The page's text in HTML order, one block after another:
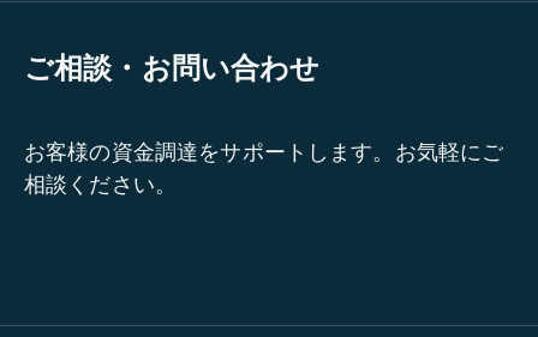
ご相談・お問い合わせ
お客様の資金調達をサポートします。お気軽にご
相談ください。